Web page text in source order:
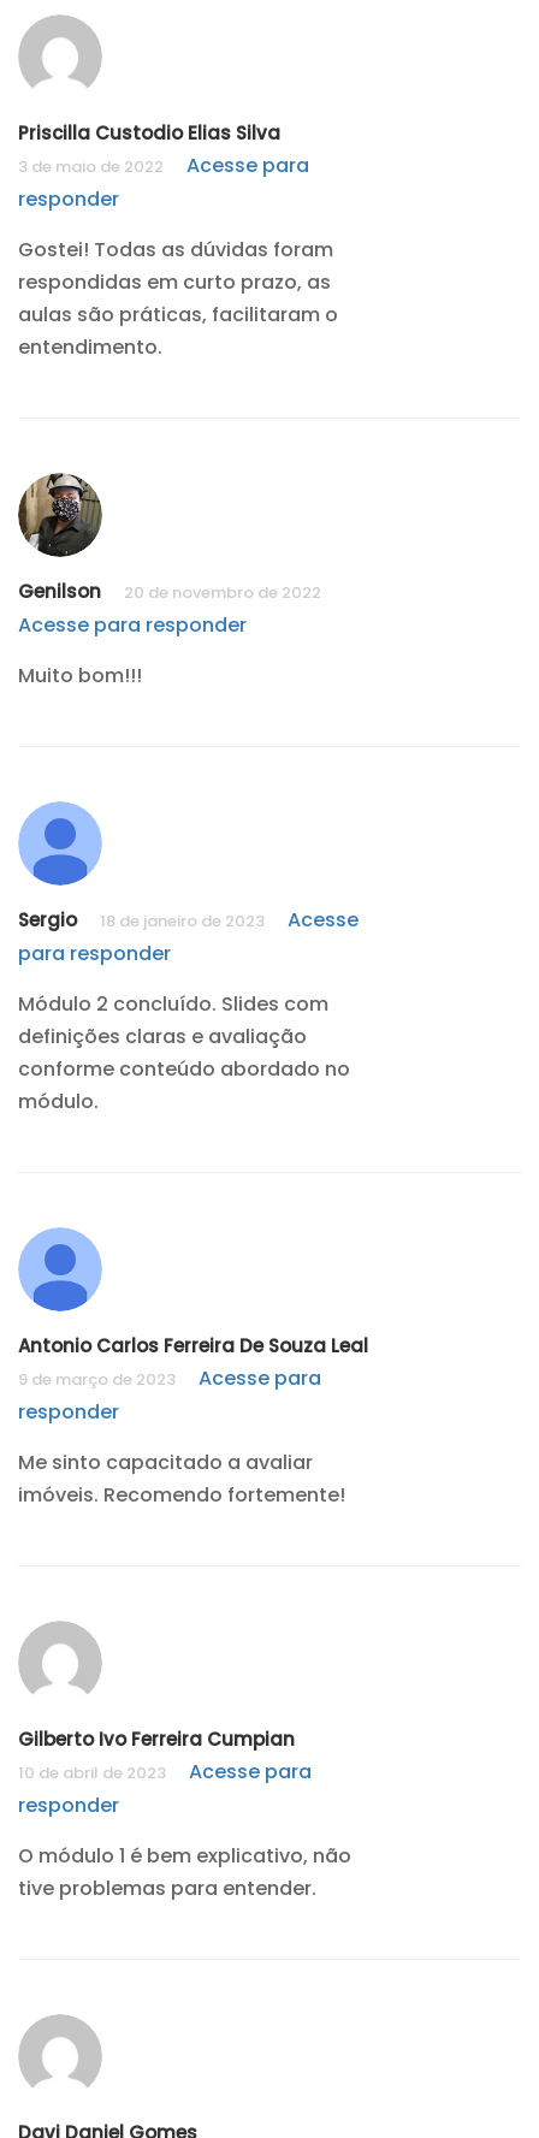
Priscilla Custodio Elias Silva
3 de maio de 2022
Acesse para
responder
Gostei! Todas as dúvidas foram
respondidas em curto prazo, as
aulas são práticas, facilitaram o
entendimento.
Genilson 20 de novembro de 2022
Acesse para responder
Muito bom!!!
Sergio 18 de janeiro de 2023
Acesse
para responder
Módulo 2 concluído. Slides com
definições claras e avaliação
conforme conteúdo abordado no
módulo.
Antonio Carlos Ferreira De Souza Leal
9 de março de 2023
Acesse para
responder
Me sinto capacitado a avaliar
imóveis. Recomendo fortemente!
Gilberto Ivo Ferreira Cumpian
10 de abril de 2023
Acesse para
responder
O módulo 1 é bem explicativo, não
tive problemas para entender.